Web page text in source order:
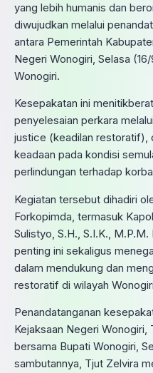
yang lebih humanis dan
diwujudkan melalui
antara Pemerintah
Negeri Wonogiri, Selasa
Wonogiri.
Kesepakatan ini
penyelesaian perkara
justice (keadilan restoratif),
keadaan pada kondisi
perlindungan terhadap
Kegiatan tersebut dihadiri
Forkopimda, termasuk
Sulistyo, S.H., S.I.K.,
penting ini sekaligus
dalam mendukung dan
restoratif di wilayah
Penandatanganan
Kejaksaan Negeri
bersama Bupati Wonogiri,
sambutannya, Tjut Zelvira